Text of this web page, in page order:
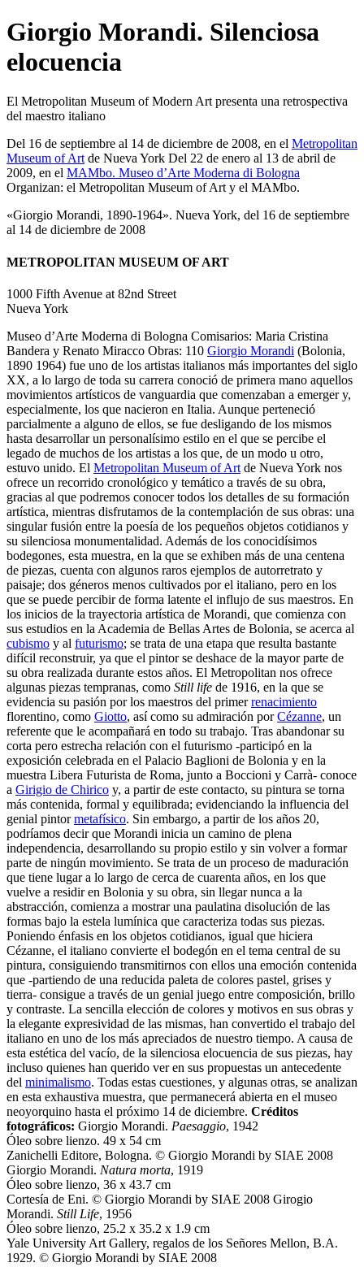
Giorgio Morandi. Silenciosa
elocuencia
El Metropolitan Museum of Modern Art presenta una retrospectiva
del maestro italiano
Del 16 de septiembre al 14 de diciembre de 2008, en el Metropolitan
Museum of Artde Nueva York Del 22 de enero al 13 de abril de
2009, en el MAMbo. Museo d’Arte Moderna di Bologna
Organizan: el Metropolitan Museum of Art y el MAMbo.
«Giorgio Morandi, 1890-1964». Nueva York, del 16 de septiembre
al 14 de diciembre de 2008
METROPOLITAN MUSEUM OF ART
1000 Fifth Avenue at 82nd Street
Nueva York
Museo d’Arte Moderna di Bologna Comisarios: Maria Cristina
Bandera y Renato Miracco Obras: 110 Giorgio Morandi (Bolonia,
1890 1964) fue uno de los artistas italianos más importantes del siglo
XX, a lo largo de toda su carrera conoció de primera mano aquellos
movimientos artísticos de vanguardia que comenzaban a emerger y,
especialmente, los que nacieron en Italia. Aunque perteneció
parcialmente a alguno de ellos, se fue desligando de los mismos
hasta desarrollar un personalísimo estilo en el que se percibe el
legado de muchos de los artistas a los que, de un modo u otro,
estuvo unido. El Metropolitan Museum of Art de Nueva York nos
ofrece un recorrido cronológico y temático a través de su obra,
gracias al que podremos conocer todos los detalles de su formación
artística, mientras disfrutamos de la contemplación de sus obras: una
singular fusión entre la poesía de los pequeños objetos cotidianos y
su silenciosa monumentalidad. Además de los conocidísimos
bodegones, esta muestra, en la que se exhiben más de una centena
de piezas, cuenta con algunos raros ejemplos de autorretrato y
paisaje; dos géneros menos cultivados por el italiano, pero en los
que se puede percibir de forma latente el influjo de sus maestros. En
los inicios de la trayectoria artística de Morandi, que comienza con
sus estudios en la Academia de Bellas Artes de Bolonia, se acerca al
cubismo y al futurismo; se trata de una etapa que resulta bastante
difícil reconstruir, ya que el pintor se deshace de la mayor parte de
su obra realizada durante estos años. El Metropolitan nos ofrece
algunas piezas tempranas, como Still life de 1916, en la que se
evidencia su pasión por los maestros del primerrenacimiento
florentino, como Giotto, así como su admiración porCézanne, un
referente que le acompañará en todo su trabajo. Tras abandonar su
corta pero estrecha relación con el futurismo -participó en la
exposición celebrada en el Palacio Baglioni de Bolonia y en la
muestra Libera Futurista de Roma, junto a Boccioni y Carrà- conoce
a Girigio de Chirico y, a partir de este contacto, su pintura se torna
más contenida, formal y equilibrada; evidenciando la influencia del
genial pintormetafísico. Sin embargo, a partir de los años 20,
podríamos decir que Morandi inicia un camino de plena
independencia, desarrollando su propio estilo y sin volver a formar
parte de ningún movimiento. Se trata de un proceso de maduración
que tiene lugar a lo largo de cerca de cuarenta años, en los que
vuelve a residir en Bolonia y su obra, sin llegar nunca a la
abstracción, comienza a mostrar una paulatina disolución de las
formas bajo la estela lumínica que caracteriza todas sus piezas.
Poniendo énfasis en los objetos cotidianos, igual que hiciera
Cézanne, el italiano convierte el bodegón en el tema central de su
pintura, consiguiendo transmitirnos con ellos una emoción contenida
que -partiendo de una reducida paleta de colores pastel, grises y
tierra- consigue a través de un genial juego entre composición, brillo
y contraste. La sencilla elección de colores y motivos en sus obras y
la elegante expresividad de las mismas, han convertido el trabajo del
italiano en uno de los más apreciados de nuestro tiempo. A causa de
esta estética del vacío, de la silenciosa elocuencia de sus piezas, hay
incluso quienes han querido ver en sus propuestas un antecedente
del minimalismo. Todas estas cuestiones, y algunas otras, se analizan
en esta exhaustiva muestra, que permanecerá abierta en el museo
neoyorquino hasta el próximo 14 de diciembre. Créditos
fotográficos: Giorgio Morandi. Paesaggio, 1942
Óleo sobre lienzo. 49 x 54 cm
Zanichelli Editore, Bologna. © Giorgio Morandi by SIAE 2008
Giorgio Morandi. Natura morta, 1919
Óleo sobre lienzo, 36 x 43.7 cm
Cortesía de Eni. © Giorgio Morandi by SIAE 2008 Girogio
Morandi. Still Life, 1956
Óleo sobre lienzo, 25.2 x 35.2 x 1.9 cm
Yale University Art Gallery, regalos de los Señores Mellon, B.A.
1929. © Giorgio Morandi by SIAE 2008